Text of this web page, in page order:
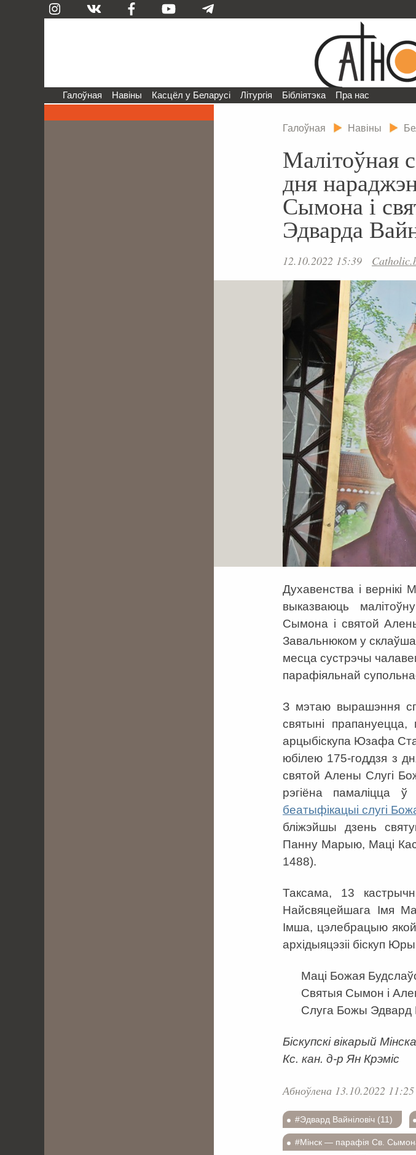
Галоўная Навіны Касцёл у Беларусі Літургія Бібліятэка Пра нас
Галоўная Навіны
Малітоўная
дня
Сымона і
Эдварда
12.10.2022 15:39
Духавенства і вернікі
выказваюць
Сымона і святой
Завальнюком у
месца сустрэчы
парафіяльнай
З мэтаю вырашэння
святыні прапануецца,
арцыбіскупа Юзафа
юбілею 175-годдзя з
святой Алены Слугі
рэгіёна памаліцца
беатыфікацыі слугі
бліжэйшы дзень
Панну Марыю, Маці
1488).
Таксама, 13
Найсвяцейшага Імя
Імша, цэлебрацыю якой
архідыяцэзіі біскуп
Маці Божая
Святыя Сымон і
Слуга Божы Эдвард
Біскупскі вікарый
Кс. кан. д-р Ян Крэміс
Абноўлена 13.10.2022 11:25
#Эдвард Вайніловіч (11)
#Мінск — парафія Св.